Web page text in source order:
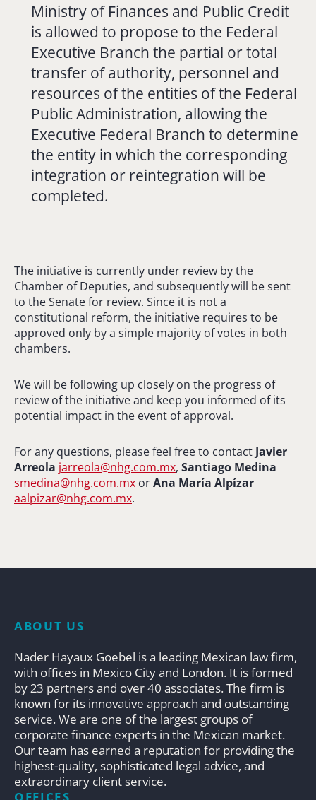
Ministry of Finances and Public Credit
is allowed to propose to the Federal
Executive Branch the partial or total
transfer of authority, personnel and
resources of the entities of the Federal
Public Administration, allowing the
Executive Federal Branch to determine
the entity in which the corresponding
integration or reintegration will be
completed.
The initiative is currently under review by the
Chamber of Deputies, and subsequently will be sent
to the Senate for review. Since it is not a
constitutional reform, the initiative requires to be
approved only by a simple majority of votes in both
chambers.
We will be following up closely on the progress of
review of the initiative and keep you informed of its
potential impact in the event of approval.
For any questions, please feel free to contact Javier
Arreola jarreola@nhg.com.mx, Santiago Medina
smedina@nhg.com.mx orAna María Alpízar
aalpizar@nhg.com.mx.
ABOUT US
Nader Hayaux Goebel is a leading Mexican law firm,
with offices in Mexico City and London. It is formed
by 23 partners and over 40 associates. The firm is
known for its innovative approach and outstanding
service. We are one of the largest groups of
corporate finance experts in the Mexican market.
Our team has earned a reputation for providing the
highest-quality, sophisticated legal advice, and
extraordinary client service.
OFFICES